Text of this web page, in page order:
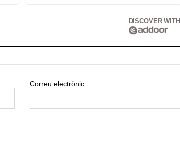
DISCOVER WITH
Correu electrònic